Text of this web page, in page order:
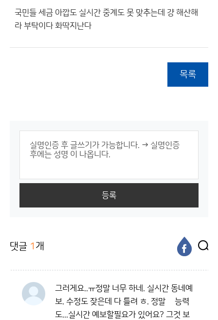
국민들 세금 아깝도 실시간 중계도 못 맞추는데 걍 해산해
라 부탁이다 화딱지난다
목록
등록
댓글 1 개
그러게요..ㅠ정말 너무 하네. 실시간 동네예
보. 수정도 잦은데 다 틀려 ㅎ. 정말 젲능력
도...실시간 예보할필요가 있어요? 그것 보